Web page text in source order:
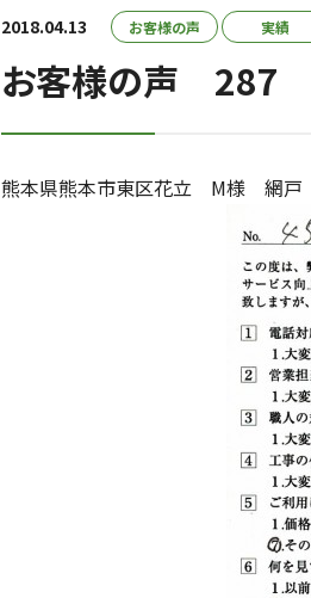
2018.04.13 お客様の声 実績
お客様の声 287
熊本県熊本市東区花立 M様 網戸